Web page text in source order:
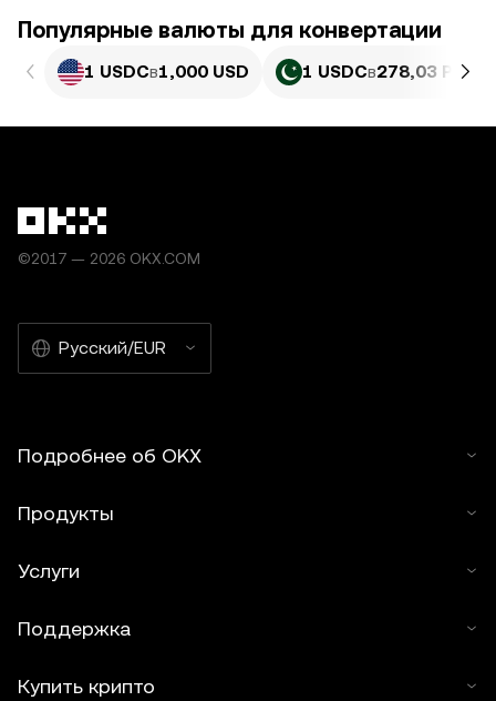
Популярные валюты для конвертации
1 USDCв1,000 USD 1 USDCв278,03 PKR
©2017 — 2026 OKX.COM
Русский/EUR
Подробнее об OKX
Продукты
Услуги
Поддержка
Купить крипто